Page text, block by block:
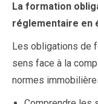
La formation
réglementaire en
Les obligations de
sens face à la
normes